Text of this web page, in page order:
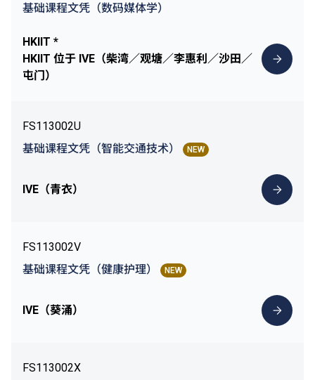
基础课程文凭（数码媒体学）
HKIIT *
HKIIT 位于 IVE（柴湾／观塘／李惠利／沙田／
屯门）
FS113002U
基础课程文凭（智能交通技术）
NEW
IVE（青衣）
FS113002V
基础课程文凭（健康护理）
NEW
IVE（葵涌）
FS113002X